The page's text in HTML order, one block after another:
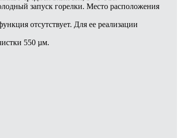
запуск горелки. Место расположения
отсутствует. Для ее реализации
550 µм.